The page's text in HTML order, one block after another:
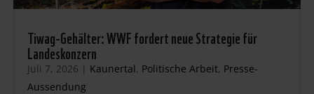
Tiwag-Gehälter: WWF fordert neue Strategie für
Landeskonzern
Juli 7, 2026 | Kaunertal, Politische Arbeit, Presse-
Aussendung